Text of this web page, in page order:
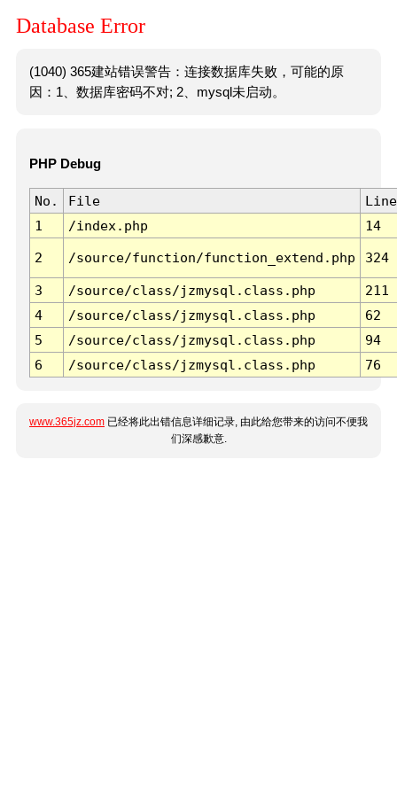
Database Error
(1040) 365建站错误警告：连接数据库失败，可能的原
因：1、数据库密码不对; 2、mysql未启动。
PHP Debug
No. File
Line
1
/index.php 14
2 /source/function/function_extend.php 324
3 /source/class/jzmysql.class.php
211
4
/source/class/jzmysql.class.php
62
5
/source/class/jzmysql.class.php
94
6
/source/class/jzmysql.class.php 76
www.365jz.com 已经将此出错信息详细记录, 由此给您带来的访问不便我
们深感歉意.